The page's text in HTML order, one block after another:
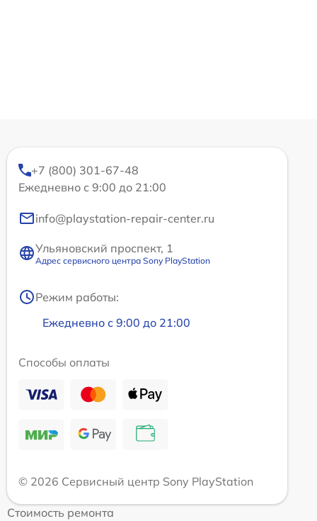
+7 (800) 301-67-48
Ежедневно с 9:00 до 21:00
info@playstation-repair-center.ru
Ульяновский проспект, 1
Адрес сервисного центра Sony PlayStation
Режим работы:
Ежедневно с 9:00 до 21:00
Способы оплаты
© 2026 Сервисный центр Sony PlayStation
Стоимость ремонта